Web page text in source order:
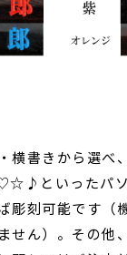
横書きから選べ
といったパ
彫刻可能です（
せん）。その他